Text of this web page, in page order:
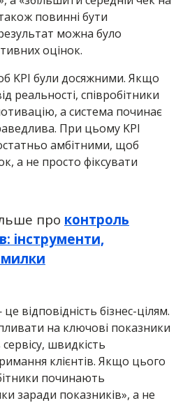
повинні бути
можна було
оцінок.
KPI були досяжними. Якщо
реальності, співробітники
а система починає
При цьому KPI
амбітними, щоб
а не просто фіксувати
про контроль
інструменти,
відповідність бізнес-цілям.
на ключові показники
сервісу, швидкість
клієнтів. Якщо цього
починають
заради показників», а не